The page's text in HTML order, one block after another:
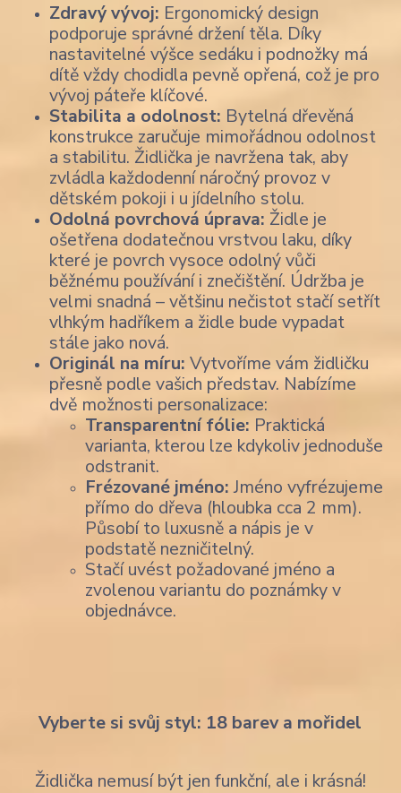
Zdravý vývoj: Ergonomický design
podporuje správné držení těla. Díky
nastavitelné výšce sedáku i podnožky má
dítě vždy chodidla pevně opřená, což je pro
vývoj páteře klíčové.
Stabilita a odolnost: Bytelná dřevěná
konstrukce zaručuje mimořádnou odolnost
a stabilitu. Židlička je navržena tak, aby
zvládla každodenní náročný provoz v
dětském pokoji i u jídelního stolu.
Odolná povrchová úprava: Židle je
ošetřena dodatečnou vrstvou laku, díky
které je povrch vysoce odolný vůči
běžnému používání i znečištění. Údržba je
velmi snadná – většinu nečistot stačí setřít
vlhkým hadříkem a židle bude vypadat
stále jako nová.
Originál na míru: Vytvoříme vám židličku
přesně podle vašich představ. Nabízíme
dvě možnosti personalizace:
Transparentní fólie: Praktická
varianta, kterou lze kdykoliv jednoduše
odstranit.
Frézované jméno:Jméno vyfrézujeme
přímo do dřeva (hloubka cca 2 mm).
Působí to luxusně a nápis je v
podstatě nezničitelný.
Stačí uvést požadované jméno a
zvolenou variantu do poznámky v
objednávce.
Vyberte si svůj styl: 18 barev a mořidel
Židlička nemusí být jen funkční, ale i krásná!